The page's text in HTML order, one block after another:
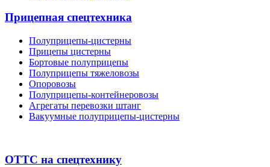
Прицепная спецтехника
Полуприцепы-цистерны
Прицепы цистерны
Бортовые полуприцепы
Полуприцепы тяжеловозы
Опоровозы
Полуприцепы-контейнеровозы
Агрегаты перевозки штанг
Вакуумные полуприцепы-цистерны
ОТТС на спецтехнику